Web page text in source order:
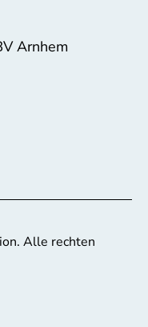
Arnhem
Alle rechten